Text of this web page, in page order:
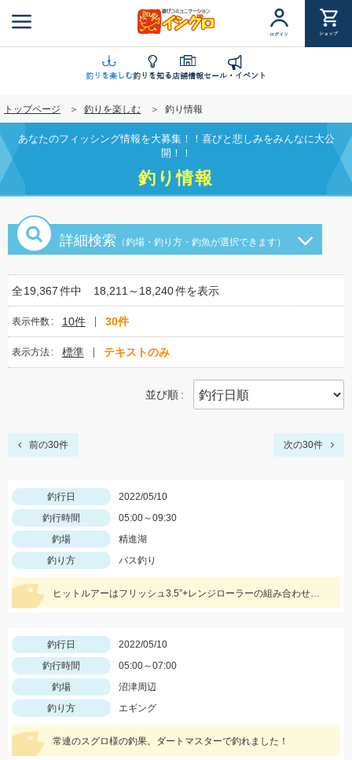
ン
に
移
動
ログイン ショップ
釣りを楽しむ釣りを知る店舗情報セール・イベント
トップページ 釣りを楽しむ 釣り情報
あなたのフィッシング情報を大募集！！喜びと悲しみをみんなに大公
開！！
釣り情報
詳細検索 （釣場・釣り方・釣魚が選択できます）
全19,367件中 18,211～18,240件を表示
表示件数 10件 30件
表示方法 標準 テキストのみ
並び順
前の30件 次の30件
釣行日
2022/05/10
釣行時間
05:00～09:30
釣場
精進湖
釣り方
バス釣り
ヒットルアーはフリッシュ3.5”+レンジローラーの組み合わせとスーパースレッジでした！
釣行日
2022/05/10
釣行時間
05:00～07:00
釣場
沼津周辺
釣り方
エギング
常連のスグロ様の釣果。ダートマスターで釣れました！